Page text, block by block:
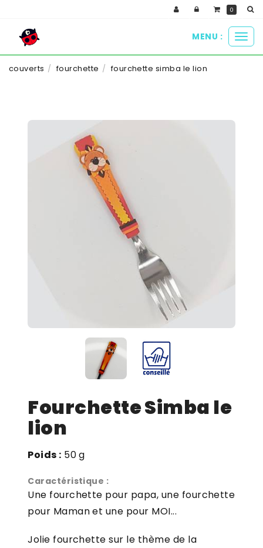
le
MENU :
couverts fourchette fourchette simba le lion
Fourchette Simba le
lion
Poids : 50 g
Caractéristique :
Une fourchette pour papa, une fourchette
pour Maman et une pour MOI...
Jolie fourchette sur le thème de la
0